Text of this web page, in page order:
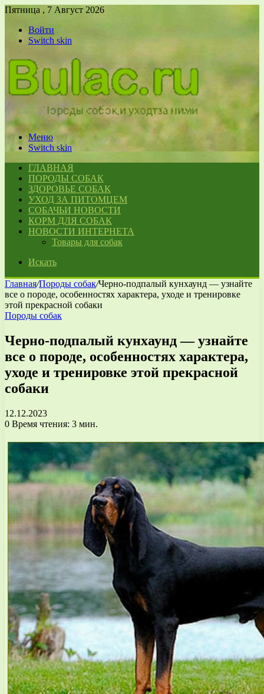
Пятница , 7 Август 2026
Войти
Switch skin
Меню
Switch skin
ГЛАВНАЯ
ПОРОДЫ СОБАК
ЗДОРОВЬЕ СОБАК
УХОД ЗА ПИТОМЦЕМ
СОБАЧЬИ НОВОСТИ
КОРМ ДЛЯ СОБАК
НОВОСТИ ИНТЕРНЕТА
Товары для собак
Искать
Главная/Породы собак/Черно-подпалый кунхаунд — узнайте
все о породе, особенностях характера, уходе и тренировке
этой прекрасной собаки
Породы собак
Черно-подпалый кунхаунд — узнайте
все о породе, особенностях характера,
уходе и тренировке этой прекрасной
собаки
12.12.2023
0 Время чтения: 3 мин.